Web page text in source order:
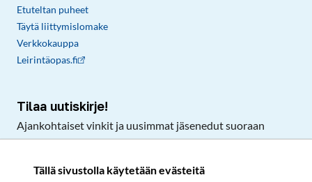
Tällä sivustolla käytetään evästeitä
Etuteltan puheet
Täytä liittymislomake
Verkkokauppa
Leirintäopas.fi
Tilaa uutiskirje!
Ajankohtaiset vinkit ja uusimmat jäsenedut suoraan